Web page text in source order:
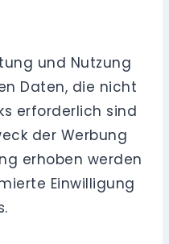
und Nutzung
Daten, die nicht
erforderlich sind
der Werbung
erhoben werden
Einwilligung